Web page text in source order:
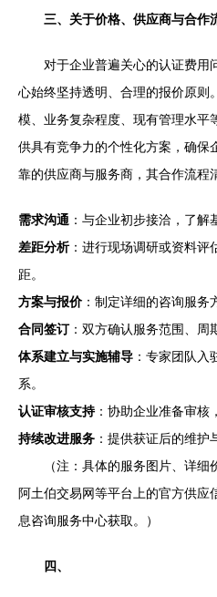
三、关于价格、供应商与合作
对于企业普遍关心的认证费用
心始终坚持透明、合理的报价原则
模、业务复杂程度、现有管理水平
供具有竞争力的个性化方案，确保
靠的供应商与服务商，其合作流程
需求沟通 ：与企业初步接洽，了解
差距分析：进行现场调研或资料评
距。
方案与报价：制定详细的咨询服务
合同签订：双方确认服务范围、周
体系建立与实施辅导 ：专家团队
系。
认证审核支持：协助企业准备审核
持续改进服务 ：提供获证后的维护
（注：具体的服务图片、详
阿土伯交易网等平台上的官方供
息咨询服务中心获取。）
四、